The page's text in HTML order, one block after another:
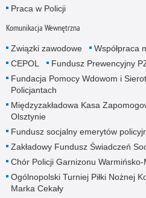
Praca w Policji
Komunikacja Wewnętrzna
Związki zawodowe Współpraca
CEPOL
Fundusz Prewencyjny
Fundacja Pomocy Wdowom i
Policjantach
Międzyzakładowa Kasa
Olsztynie
Fundusz socjalny emerytów
Zakładowy Fundusz Świadczeń
Chór Policji Garnizonu
Ogólnopolski Turniej Piłki Nożnej
Marka Cekały